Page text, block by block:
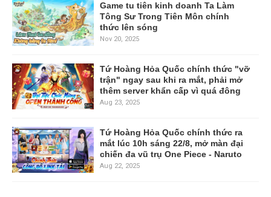
Game tu tiên kinh doanh Ta Làm
Tông Sư Trong Tiên Môn chính
thức lên sóng
Nov 20, 2025
Tứ Hoàng Hỏa Quốc chính thức "vỡ
trận" ngay sau khi ra mắt, phải mở
thêm server khẩn cấp vì quá đông
Aug 23, 2025
Tứ Hoàng Hỏa Quốc chính thức ra
mắt lúc 10h sáng 22/8, mở màn đại
chiến đa vũ trụ One Piece - Naruto
Aug 22, 2025